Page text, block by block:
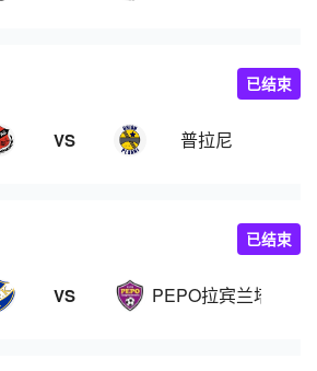
VS 普拉尼
已结束
VS PEPO拉宾兰塔
已结束